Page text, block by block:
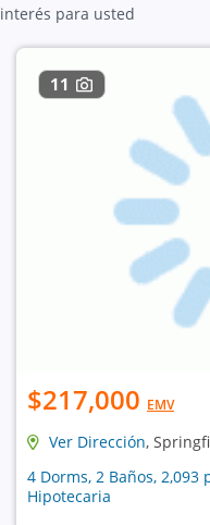
interés para usted
11
$217,000 EMV
Ver Dirección,
4 Dorms, 2 Baños,
Hipotecaria